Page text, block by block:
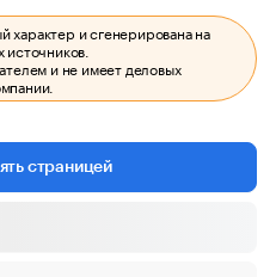
и сгенерирована на
и не имеет деловых
страницей